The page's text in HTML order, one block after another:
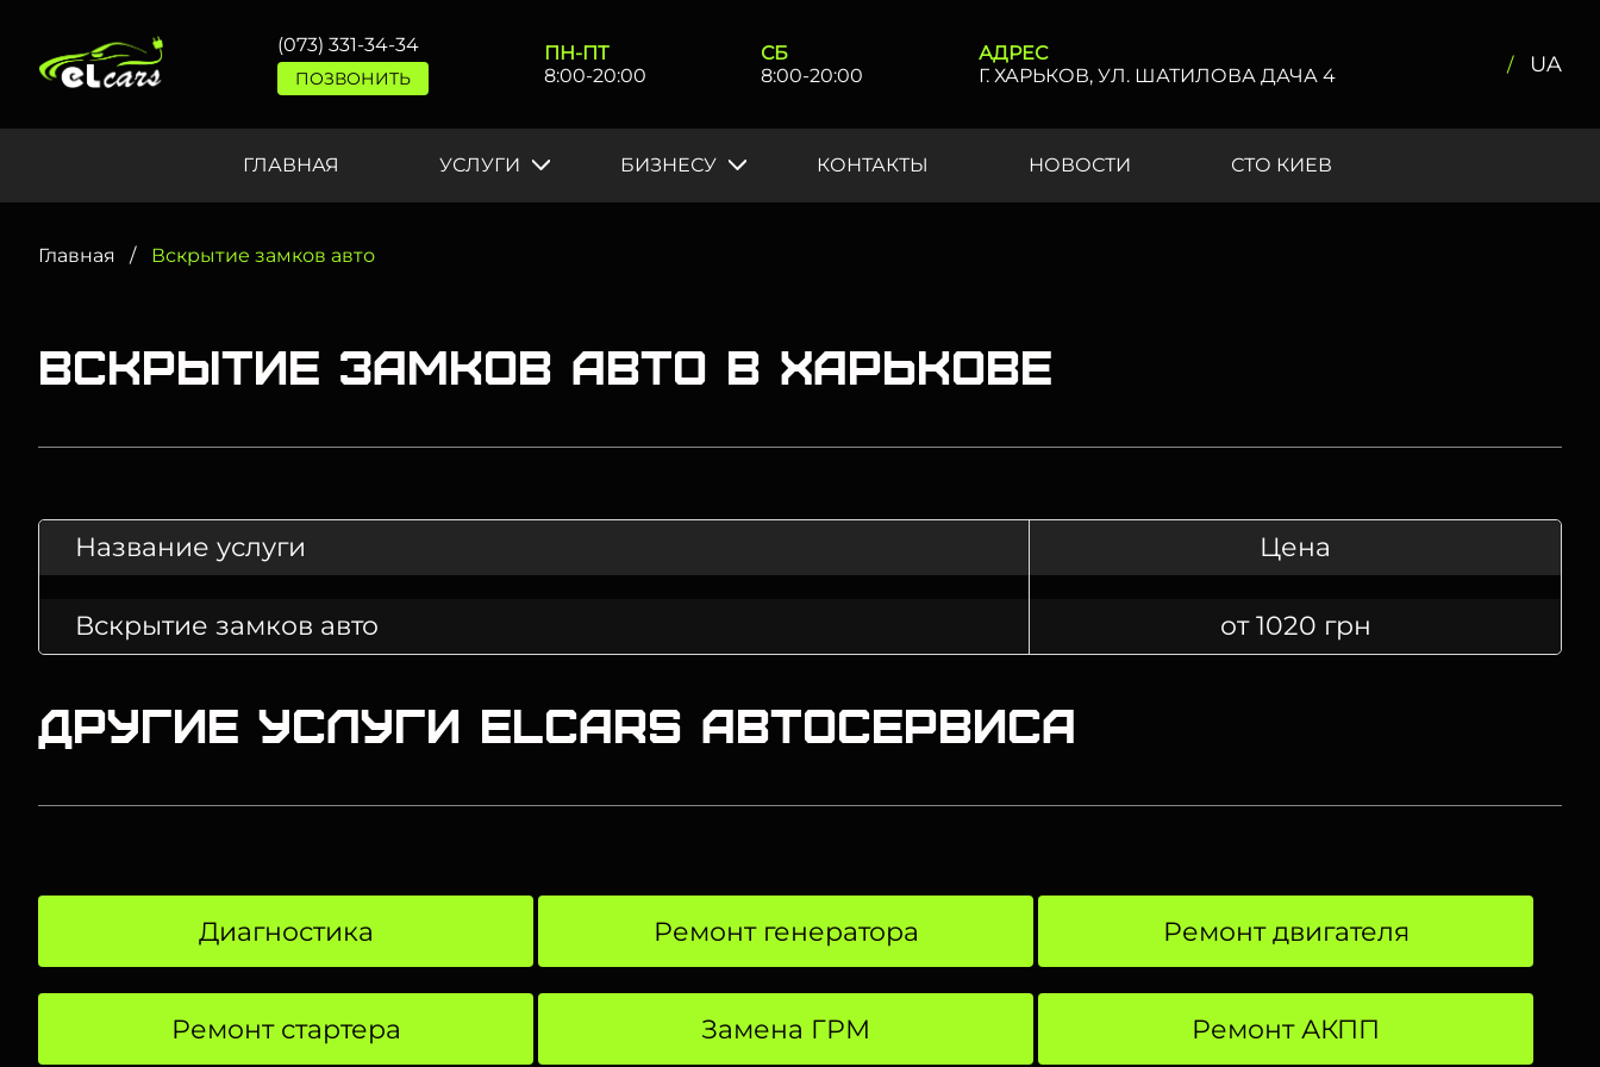
(073) 331-34-34
ПОЗВОНИТЬ
ПН-ПТ
8:00-20:00
СБ
8:00-20:00
АДРЕС
Г. ХАРЬКОВ, УЛ. ШАТИЛОВА ДАЧА 4
UA
ГЛАВНАЯ УСЛУГИ БИЗНЕСУ КОНТАКТЫ НОВОСТИ СТО КИЕВ
Главная Вскрытие замков авто
Вскрытие замков авто в Харькове
Название услуги Цена
Вскрытие замков авто от 1020 грн
Другие услуги Elcars автосервиса
Диагностика Ремонт генератора Ремонт двигателя
Ремонт стартера Замена ГРМ Ремонт АКПП